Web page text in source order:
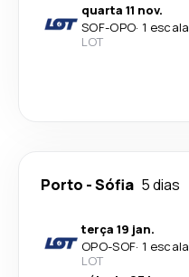
quarta 11 nov.
SOF-OPO· 1 escala
LOT
Porto -Sófia 5 dias
terça 19 jan.
OPO-SOF· 1 escala
LOT